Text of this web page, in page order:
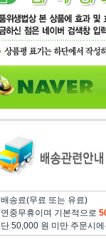
배송료(무료 또는 유료)
연중무휴이며 기본적으로
단 50,000 원 미만 주문시